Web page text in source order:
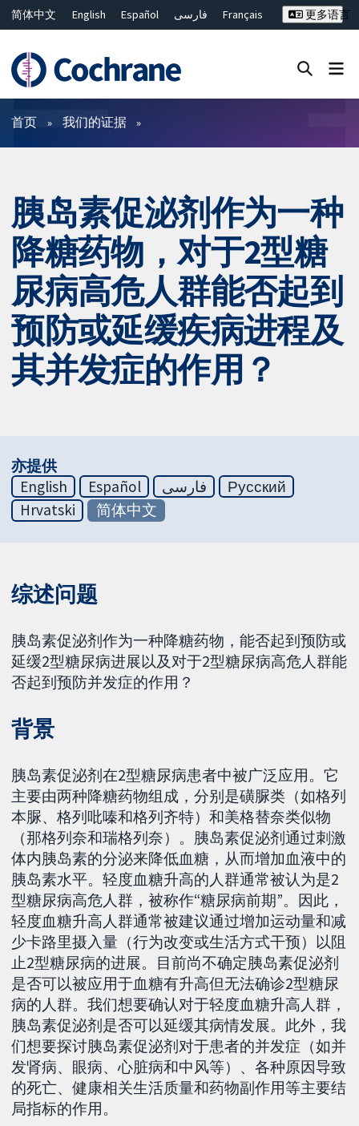
简体中文 English Español فارسی
Français
ไทย
繁體中文
更多语言
过滤
首页 我们的证据
胰岛素促泌剂作为一种
降糖药物，对于2型糖
尿病高危人群能否起到
预防或延缓疾病进程及
其并发症的作用？
亦提供
English
Español فارسی
Русский
Hrvatski
简体中文
综述问题
胰岛素促泌剂作为一种降糖药物，能否起到预防或
延缓2型糖尿病进展以及对于2型糖尿病高危人群能
否起到预防并发症的作用？
背景
胰岛素促泌剂在2型糖尿病患者中被广泛应用。它
主要由两种降糖药物组成，分别是磺脲类（如格列
本脲、格列吡嗪和格列齐特）和美格替奈类似物
（那格列奈和瑞格列奈）。胰岛素促泌剂通过刺激
体内胰岛素的分泌来降低血糖，从而增加血液中的
胰岛素水平。轻度血糖升高的人群通常被认为是2
型糖尿病高危人群，被称作“糖尿病前期”。因此，
轻度血糖升高人群通常被建议通过增加运动量和减
少卡路里摄入量（行为改变或生活方式干预）以阻
止2型糖尿病的进展。目前尚不确定胰岛素促泌剂
是否可以被应用于血糖有升高但无法确诊2型糖尿
病的人群。我们想要确认对于轻度血糖升高人群，
胰岛素促泌剂是否可以延缓其病情发展。此外，我
们想要探讨胰岛素促泌剂对于患者的并发症（如并
发肾病、眼病、心脏病和中风等）、各种原因导致
的死亡、健康相关生活质量和药物副作用等主要结
局指标的作用。